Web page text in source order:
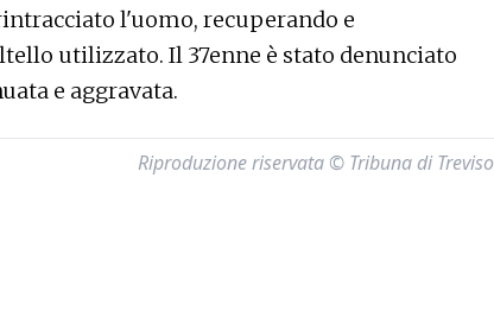
l'uomo, recuperando e
utilizzato. Il 37enne è stato denunciato
e aggravata.
Riproduzione riservata © Tribuna di Treviso